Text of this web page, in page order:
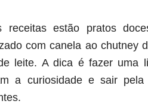
receitas estão pratos
com canela ao chutney
leite. A dica é fazer uma
a curiosidade e sair